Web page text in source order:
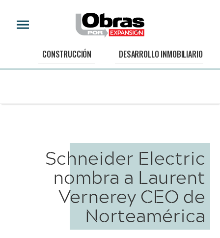
CONSTRUCCIÓN DESARROLLO INMOBILIARIO
Schneider Electric
nombra a Laurent
Vernerey CEO de
Norteamérica